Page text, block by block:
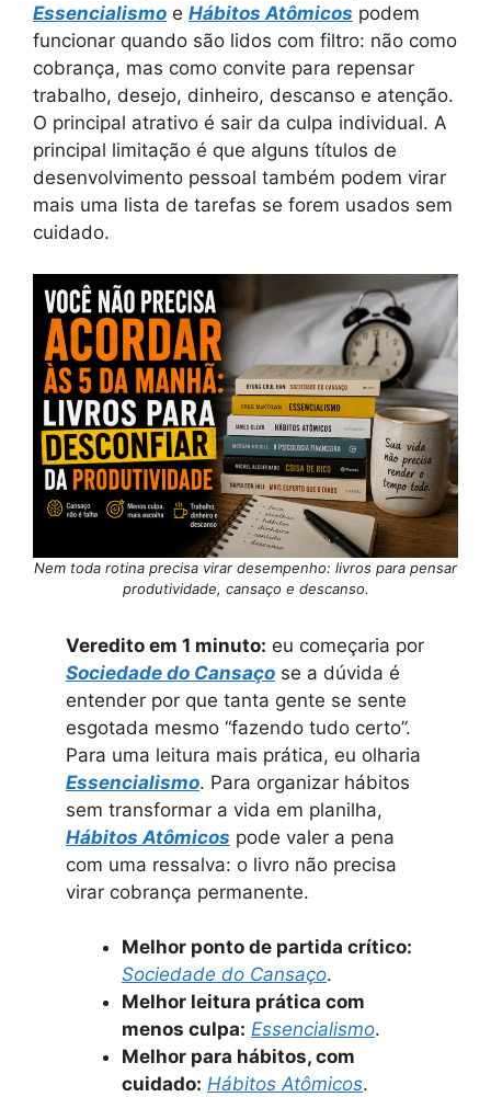
Essencialismo e Hábitos Atômicos podem
funcionar quando são lidos com filtro: não como
cobrança, mas como convite para repensar
trabalho, desejo, dinheiro, descanso e atenção.
O principal atrativo é sair da culpa individual. A
principal limitação é que alguns títulos de
desenvolvimento pessoal também podem virar
mais uma lista de tarefas se forem usados sem
cuidado.
Nem toda rotina precisa virar desempenho: livros para pensar
produtividade, cansaço e descanso.
Veredito em 1 minuto: eu começaria por
Sociedade do Cansaço se a dúvida é
entender por que tanta gente se sente
esgotada mesmo “fazendo tudo certo”.
Para uma leitura mais prática, eu olharia
Essencialismo. Para organizar hábitos
sem transformar a vida em planilha,
Hábitos Atômicos pode valer a pena
com uma ressalva: o livro não precisa
virar cobrança permanente.
Melhor ponto de partida crítico:
Sociedade do Cansaço.
Melhor leitura prática com
menos culpa: Essencialismo.
Melhor para hábitos, com
cuidado: Hábitos Atômicos.